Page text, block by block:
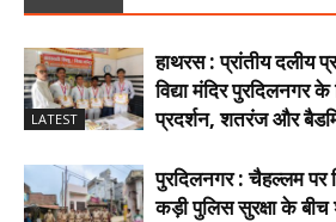
LATEST
हाथरस : प्रांतीय दलीय
विद्या मंदिर पुरदिलनगर
प्रदर्शन, शतरंज और
पुरदिलनगर : चैहल्लम पर
कड़ी पुलिस सुरक्षा के